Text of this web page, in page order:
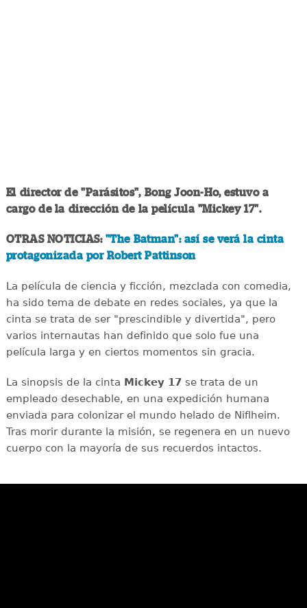
El director de "Parásitos", Bong Joon-Ho, estuvo a
cargo de la dirección de la película "Mickey 17".
OTRAS NOTICIAS:"The Batman": así se verá la cinta
protagonizada por Robert Pattinson
La película de ciencia y ficción, mezclada con comedia,
ha sido tema de debate en redes sociales, ya que la
cinta se trata de ser "prescindible y divertida", pero
varios internautas han definido que solo fue una
película larga y en ciertos momentos sin gracia.
La sinopsis de la cinta Mickey 17 se trata de un
empleado desechable, en una expedición humana
enviada para colonizar el mundo helado de Niflheim.
Tras morir durante la misión, se regenera en un nuevo
cuerpo con la mayoría de sus recuerdos intactos.